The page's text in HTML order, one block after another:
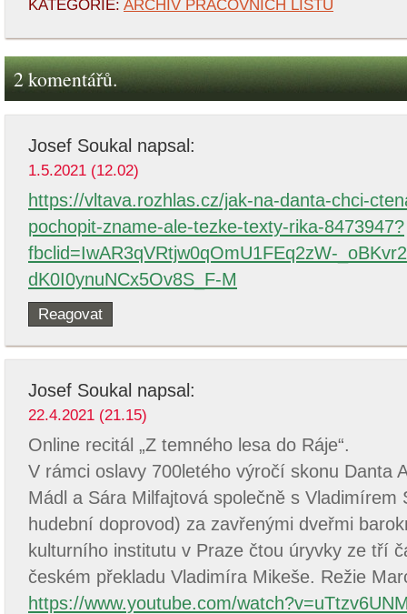
KATEGORIE: ARCHIV PRACOVNÍCH LISTŮ
2 komentářů.
Josef Soukal napsal:
1.5.2021 (12.02)
https://vltava.rozhlas.cz/jak-na-danta-chci-
pochopit-zname-ale-tezke-texty-rika-8473947?
fbclid=IwAR3qVRtjw0qOmU1FEq2zW-
dK0I0ynuNCx5Ov8S_F-M
Reagovat
Josef Soukal napsal:
22.4.2021 (21.15)
Online recitál „Z temného lesa do Ráje“.
V rámci oslavy 700letého výročí skonu Danta
Mádl a Sára Milfajtová společně s Vladimírem
hudební doprovod) za zavřenými dveřmi
kulturního institutu v Praze čtou úryvky ze tří
českém překladu Vladimíra Mikeše. Režie
https://www.youtube.com/